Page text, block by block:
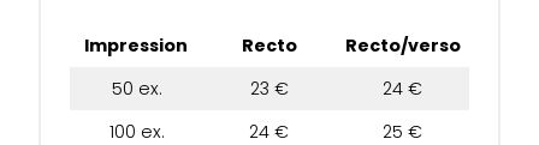
Impression Recto
Recto/verso
50 ex.
23 €
24 €
100 ex.
24 €
25 €